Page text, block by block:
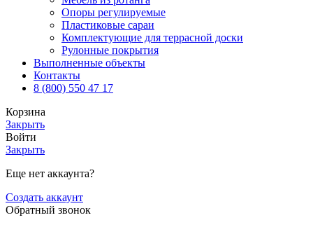
Опоры регулируемые
Пластиковые сараи
Комплектующие для террасной доски
Рулонные покрытия
Выполненные объекты
Контакты
8 (800) 550 47 17
Корзина
Закрыть
Войти
Закрыть
Еще нет аккаунта?
Создать аккаунт
Обратный звонок